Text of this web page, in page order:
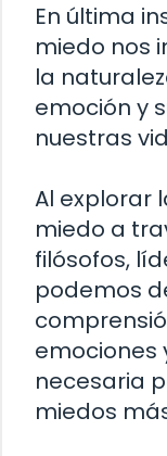
En última
miedo nos
la
emoción y
nuestras
Al explorar
miedo a
filósofos,
podemos
emociones
necesaria
miedos